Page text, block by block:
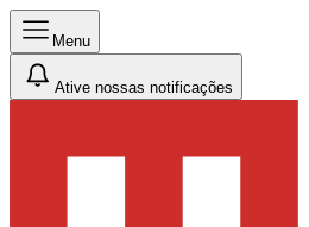
Menu
Ative nossas notificações